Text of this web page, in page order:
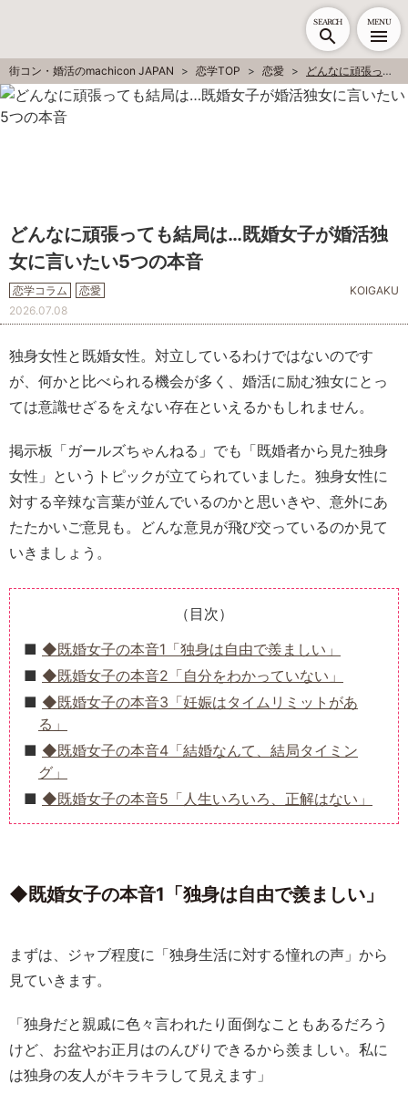
SEARCH MENU
街コン・婚活のmachicon JAPAN 恋学TOP 恋愛 どんなに頑張っても結局は…既婚女子が婚活独女に言いたい5つの本音
どんなに頑張っても結局は…既婚女子が婚活独
女に言いたい5つの本音
恋学コラム 恋愛
KOIGAKU
2026.07.08
独身女性と既婚女性。対立しているわけではないのです
が、何かと比べられる機会が多く、婚活に励む独女にとっ
ては意識せざるをえない存在といえるかもしれません。
掲示板「ガールズちゃんねる」でも「既婚者から見た独身
女性」というトピックが立てられていました。独身女性に
対する辛辣な言葉が並んでいるのかと思いきや、意外にあ
たたかいご意見も。どんな意見が飛び交っているのか見て
いきましょう。
（目次）
◆既婚女子の本音1「独身は自由で羨ましい」
◆既婚女子の本音2「自分をわかっていない」
◆既婚女子の本音3「妊娠はタイムリミットがあ
る」
◆既婚女子の本音4「結婚なんて、結局タイミン
グ」
◆既婚女子の本音5「人生いろいろ、正解はない」
◆既婚女子の本音1「独身は自由で羨ましい」
まずは、ジャブ程度に「独身生活に対する憧れの声」から
見ていきます。
「独身だと親戚に色々言われたり面倒なこともあるだろう
けど、お盆やお正月はのんびりできるから羨ましい。私に
は独身の友人がキラキラして見えます」